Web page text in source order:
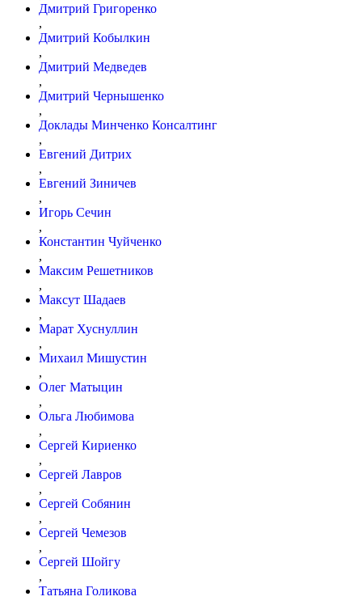
Дмитрий Григоренко
,
Дмитрий Кобылкин
,
Дмитрий Медведев
,
Дмитрий Чернышенко
,
Доклады Минченко Консалтинг
,
Евгений Дитрих
,
Евгений Зиничев
,
Игорь Сечин
,
Константин Чуйченко
,
Максим Решетников
,
Максут Шадаев
,
Марат Хуснуллин
,
Михаил Мишустин
,
Олег Матыцин
,
Ольга Любимова
,
Сергей Кириенко
,
Сергей Лавров
,
Сергей Собянин
,
Сергей Чемезов
,
Сергей Шойгу
,
Татьяна Голикова